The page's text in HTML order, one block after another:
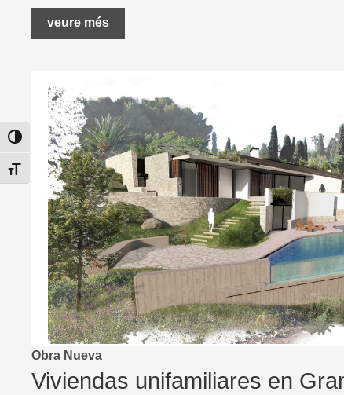
Alternar alto contraste
Alternar tamaño de letra
veure més
Obra Nueva
Viviendas unifamiliares en